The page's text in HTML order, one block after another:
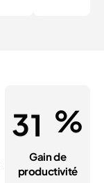
31 %
Gain de
productivité